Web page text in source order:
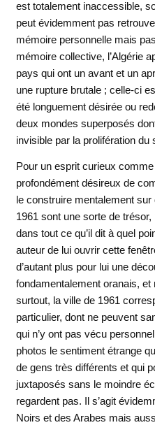
est totalement inaccessible,
peut évidemment pas
mémoire personnelle mais
mémoire collective, l’Algérie
pays qui ont un avant et un
une rupture brutale ; celle-ci
été longuement désirée ou
deux mondes superposés
invisible par la prolifération du
Pour un esprit curieux
profondément désireux de
le construire mentalement
1961 sont une sorte de
dans tout ce qu’il dit à quel
auteur de lui ouvrir cette
d’autant plus pour lui une
fondamentalement oranais, et
surtout, la ville de 1961
particulier, dont ne peuvent
qui n’y ont pas vécu
photos le sentiment étrange
de gens très différents et qui
juxtaposés sans le moindre
regardent pas. Il s’agit
Noirs et des Arabes mais